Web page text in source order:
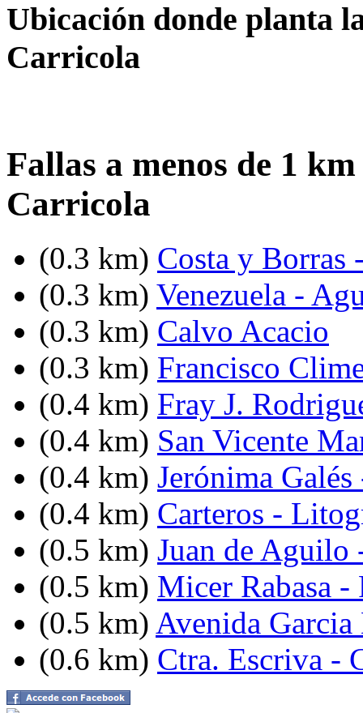
Ubicación donde planta
Carricola
Fallas a menos de 1
Carricola
(0.3 km) Costa y Borras
(0.3 km) Venezuela -
(0.3 km) Calvo Acacio
(0.3 km) Francisco
(0.4 km) Fray J.
(0.4 km) San Vicente
(0.4 km) Jerónima
(0.4 km) Carteros -
(0.5 km) Juan de Aguilo
(0.5 km) Micer Rabasa -
(0.5 km) Avenida
(0.6 km) Ctra. Escriva -